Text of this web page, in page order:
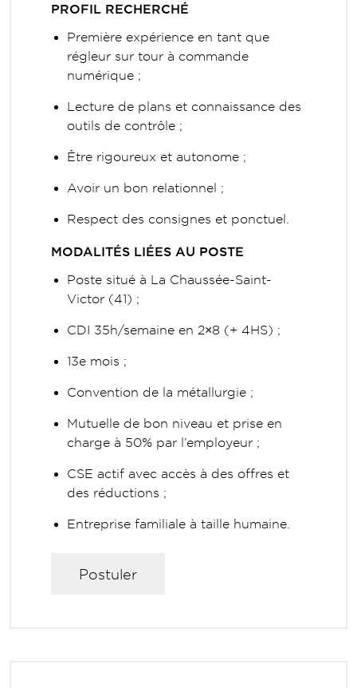
PROFIL RECHERCHÉ
Première expérience en tant que
régleur sur tour à commande
numérique ;
Lecture de plans et connaissance des
outils de contrôle ;
Être rigoureux et autonome ;
Avoir un bon relationnel ;
Respect des consignes et ponctuel.
MODALITÉS LIÉES AU POSTE
Poste situé à La Chaussée-Saint-
Victor (41) ;
CDI 35h/semaine en 2×8 (+ 4HS) ;
13e mois ;
Convention de la métallurgie ;
Mutuelle de bon niveau et prise en
charge à 50% par l’employeur ;
CSE actif avec accès à des offres et
des réductions ;
Entreprise familiale à taille humaine.